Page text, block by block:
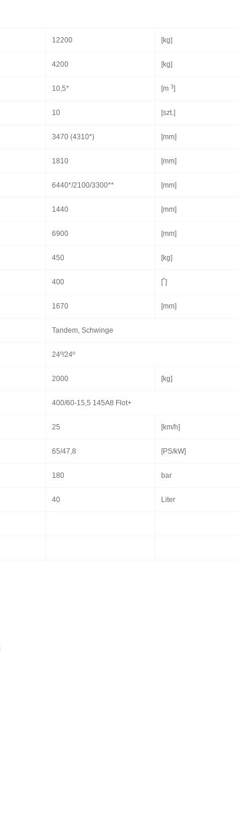
12200 [kg]
4200 [kg]
10,5* [m 3]
10 [szt.]
3470 (4310*) [mm]
1810 [mm]
6440*/2100/3300** [mm]
1440 [mm]
6900 [mm]
450 [kg]
400 [˚]
1670 [mm]
Tandem, Schwinge
24º/24º
2000 [kg]
400/60-15,5 145A8 Flot+
25 [km/h]
65/47,8 [PS/kW]
180 bar
40 Liter